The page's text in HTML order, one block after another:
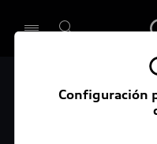
Seleccionar
AUDI AG
automotriz
Configuración